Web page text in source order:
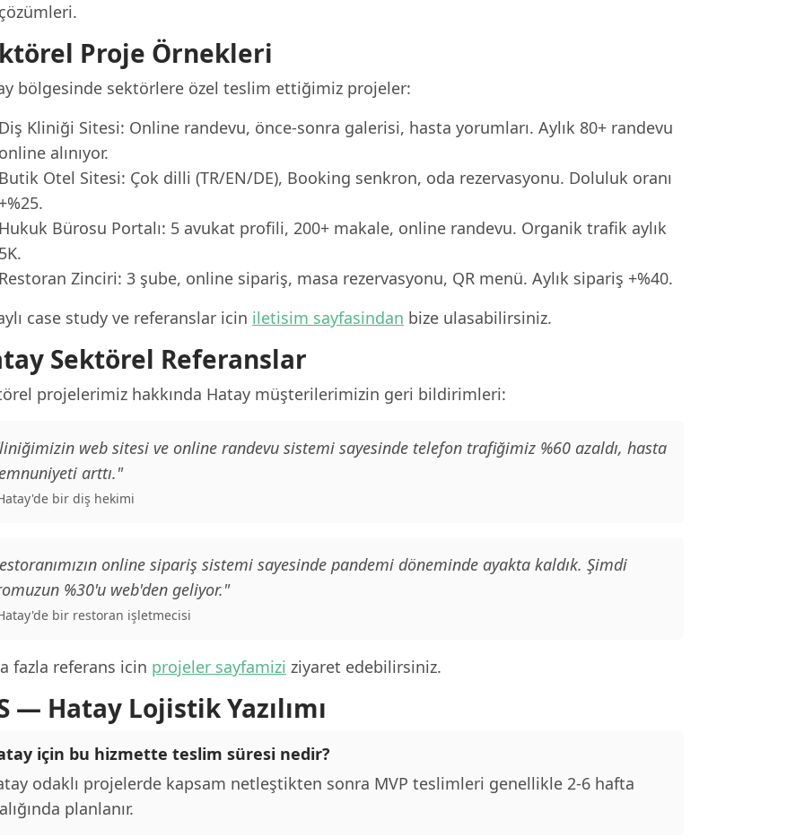
çözümleri.
Proje Örnekleri
bölgesinde sektörlere özel teslim ettiğimiz projeler:
Diş Kliniği Sitesi: Online randevu, önce-sonra galerisi, hasta yorumları. Aylık 80+ randevu
online alınıyor.
Butik Otel Sitesi: Çok dilli (TR/EN/DE), Booking senkron, oda rezervasyonu. Doluluk oranı
+%25.
Hukuk Bürosu Portalı: 5 avukat profili, 200+ makale, online randevu. Organik trafik aylık
5K.
Restoran Zinciri: 3 şube, online sipariş, masa rezervasyonu, QR menü. Aylık sipariş +%40.
case study ve referanslar icin iletisim sayfasindan bize ulasabilirsiniz.
Sektörel Referanslar
projelerimiz hakkında Hatay müşterilerimizin geri bildirimleri:
web sitesi ve online randevu sistemi sayesinde telefon trafiğimiz %60 azaldı, hasta
arttı."
bir diş hekimi
online sipariş sistemi sayesinde pandemi döneminde ayakta kaldık. Şimdi
%30'u web'den geliyor."
bir restoran işletmecisi
fazla referans icin projeler sayfamizi ziyaret edebilirsiniz.
— Hatay Lojistik Yazılımı
için bu hizmette teslim süresi nedir?
odaklı projelerde kapsam netleştikten sonra MVP teslimleri genellikle 2-6 hafta
planlanır.